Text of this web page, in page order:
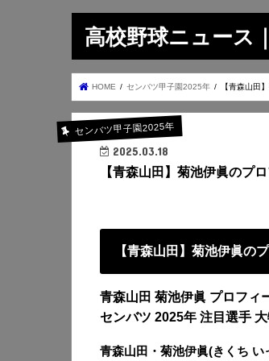
高校野球ニュース
HOME センバツ甲子園2025年 【青森山田
センバツ甲子園2025年
2025.03.18
【青森山田】菊池伊眞のプ
【青森山田】菊池伊眞の
青森山田 菊池伊眞 プロフィ
センバツ 2025年 注目選手 大
青森山田・菊池伊眞(きくち い